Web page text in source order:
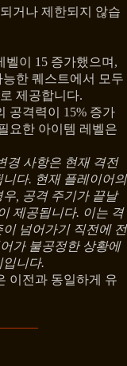
거나 제한되지 않습
벨이 15 증가했으며,
한 퀘스트에서 모두
제공합니다.
공격력이 15% 증가
요한 아이템 레벨은
경 사항은 현재 격전
다. 현재 플레이어의
, 공격 주기가 끝날
제공됩니다. 이는 격
넘어가기 직전에 전
가 불공정한 상황에
니다.
이전과 동일하게 유